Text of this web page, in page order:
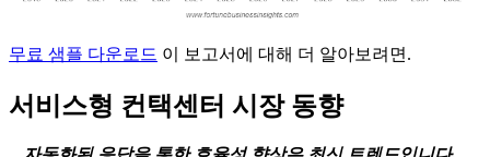
무료 샘플 다운로드 이 보고서에 대해 더 알아보려면.
서비스형 컨택센터 시장 동향